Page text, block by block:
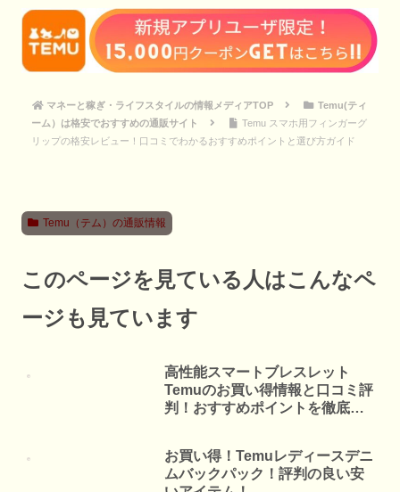
マネーと稼ぎ・ライフスタイルの情報メディアTOP
Temu(ティ
ーム）は格安でおすすめの通販サイト
Temu スマホ用フィンガーグ
リップの格安レビュー！口コミでわかるおすすめポイントと選び方ガイド
Temu（テム）の通販情報
このページを見ている人はこんなペ
ージも見ています
高性能スマートブレスレット
Temuのお買い得情報と口コミ評
判！おすすめポイントを徹底解
お買い得！Temuレディースデニ
ムバックパック！評判の良い安